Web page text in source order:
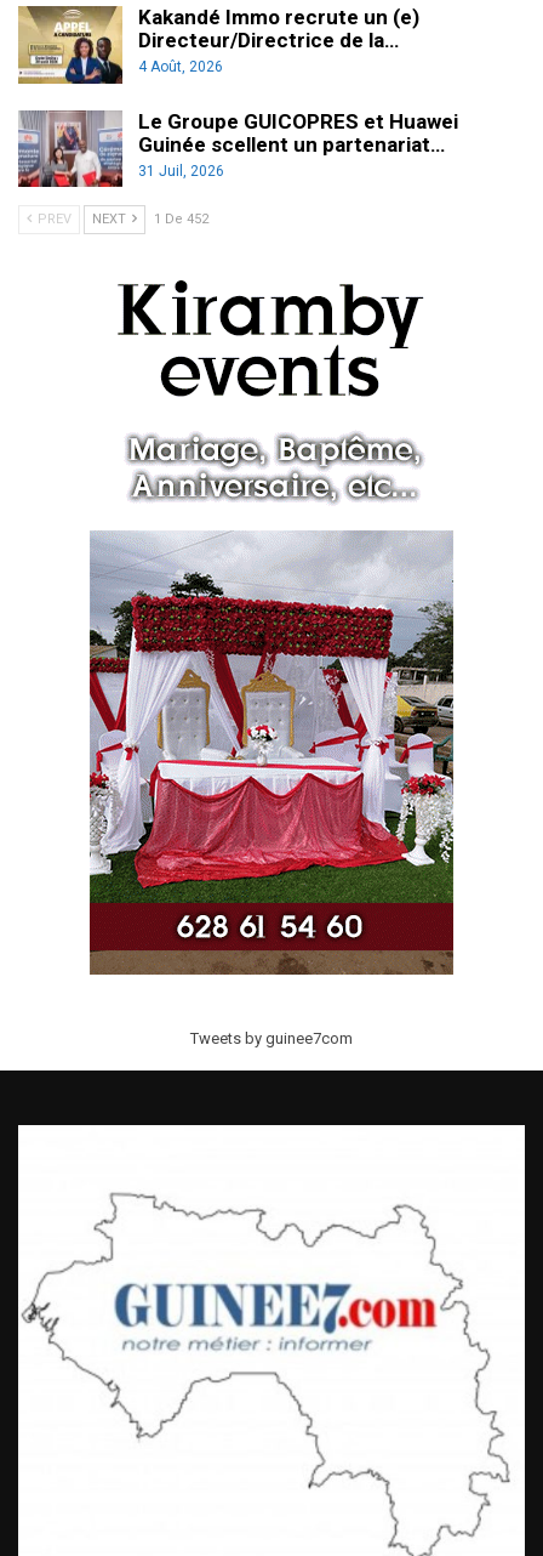
Kakandé Immo recrute un (e)
Directeur/Directrice de la…
4 Août, 2026
Le Groupe GUICOPRES et Huawei
Guinée scellent un partenariat…
31 Juil, 2026
PREV NEXT 1 De 452
Tweets by guinee7com